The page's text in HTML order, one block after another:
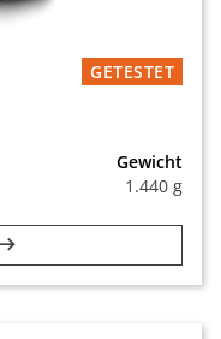
GETESTET
Gewicht
1.440 g